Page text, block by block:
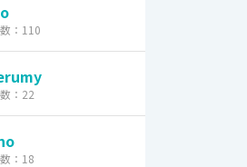
：110
：22
：18